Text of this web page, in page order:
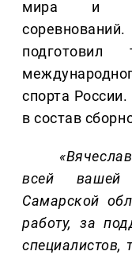
мира и
спорта
в состав
всей вашей
Самарской
работу, за
специалистов,